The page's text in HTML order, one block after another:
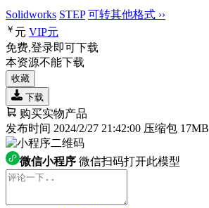
Solidworks STEP 可转其他格式 ››
￥ 元 VIP元
免费,登录即可下载
本资源不能下载
收藏
下载
购买实物产品
发布时间 2024/2/27 21:42:00 压缩包 17MB
微信小程序 微信扫码打开此模型